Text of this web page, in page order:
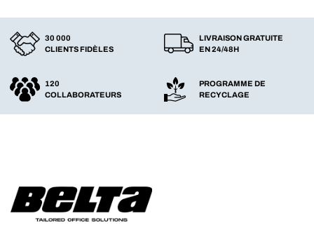
30 000
CLIENTS FIDÈLES
LIVRAISON GRATUITE
EN 24/48H
120
COLLABORATEURS
PROGRAMME DE
RECYCLAGE